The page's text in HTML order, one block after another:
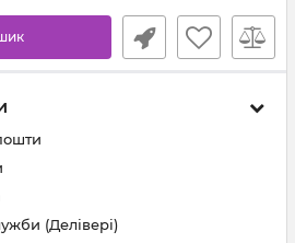
(Делівері)